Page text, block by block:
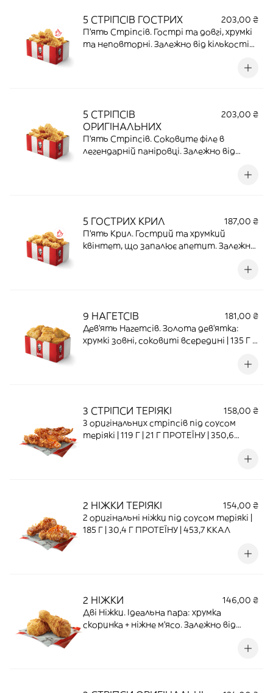
5 СТРІПСІВ ГОСТРИХ
203,00 ₴
П'ять Стріпсів. Гострі та довгі, хрумкі
та неповторні. Залежно від кількості
5 СТРІПСІВ
ОРИГІНАЛЬНИХ
203,00 ₴
П'ять Стріпсів. Соковите філе в
легендарній паніровці. Залежно від
змінюватися чи об’єднуватися | 170 Г |
5 ГОСТРИХ КРИЛ
187,00 ₴
П'ять Крил. Гострий та хрумкий
квінтет, що запалює апетит. Залежно
змінюватися чи об’єднуватися | 125 Г |
9 НАГЕТСІВ
181,00 ₴
Дев'ять Нагетсів. Золота дев’ятка:
хрумкі зовні, соковиті всередині | 135 Г |
3 СТРІПСИ ТЕРІЯКІ
158,00 ₴
3 оригінальних стріпсів під соусом
теріякі | 119 Г | 21 Г ПРОТЕЇНУ | 350,6
2 НІЖКИ ТЕРІЯКІ
154,00 ₴
2 оригінальні ніжки під соусом теріякі |
185 Г | 30,4 Г ПРОТЕЇНУ | 453,7 ККАЛ
2 НІЖКИ
146,00 ₴
Дві Ніжки. Ідеальна пара: хрумка
скоринка + ніжне м’ясо. Залежно від
змінюватися чи об’єднуватися | 168 Г |